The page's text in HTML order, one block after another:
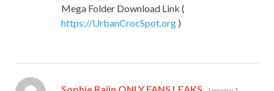
Mega Folder Download Link (
https://UrbanCrocSpot.org )
Sophie Raiin ONLY FANS LEAKS says: